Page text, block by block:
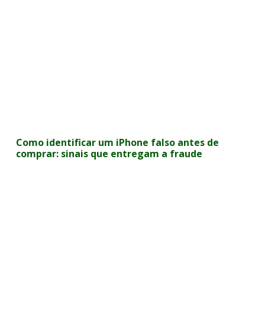
Como identificar um iPhone falso antes de
comprar: sinais que entregam a fraude